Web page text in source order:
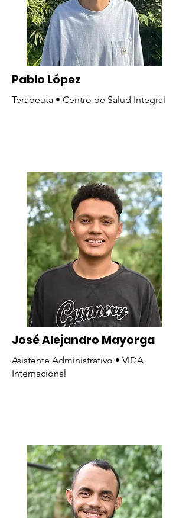
Pablo López
Terapeuta • Centro de Salud Integral
José Alejandro Mayorga
Asistente Administrativo • VIDA
Internacional